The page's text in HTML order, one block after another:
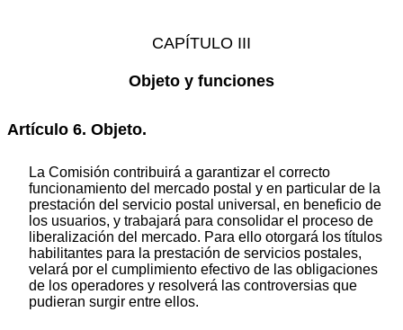
CAPÍTULO III
Objeto y funciones
Artículo 6. Objeto.
La Comisión contribuirá a garantizar el correcto
funcionamiento del mercado postal y en particular de la
prestación del servicio postal universal, en beneficio de
los usuarios, y trabajará para consolidar el proceso de
liberalización del mercado. Para ello otorgará los títulos
habilitantes para la prestación de servicios postales,
velará por el cumplimiento efectivo de las obligaciones
de los operadores y resolverá las controversias que
pudieran surgir entre ellos.